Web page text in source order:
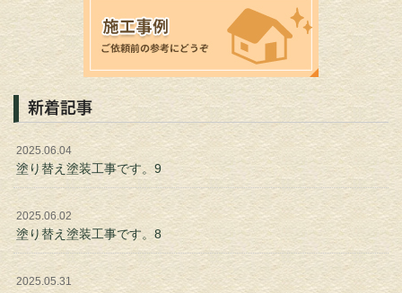
新着記事
2025.06.04
塗り替え塗装工事です。9
2025.06.02
塗り替え塗装工事です。8
2025.05.31